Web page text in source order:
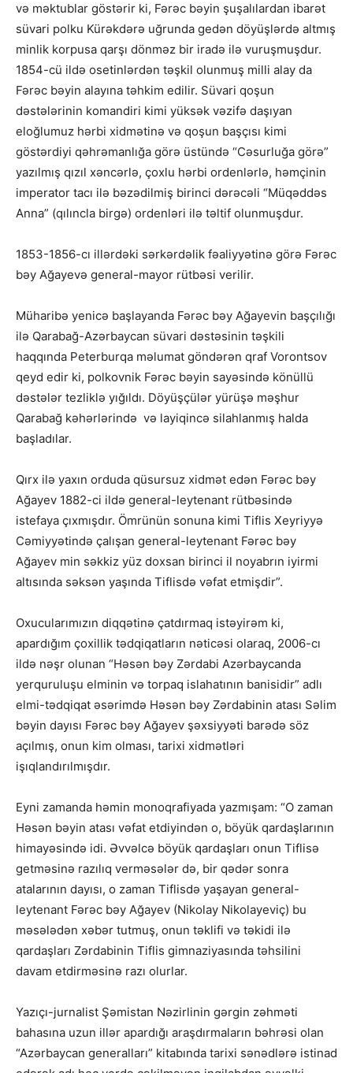
və məktublar göstərir ki, Fərəc bəyin şuşalılardan ibarət
süvari polku Kürəkdərə uğrunda gedən döyüşlərdə altmış
minlik korpusa qarşı dönməz bir iradə ilə vuruşmuşdur.
1854-cü ildə osetinlərdən təşkil olunmuş milli alay da
Fərəc bəyin alayına təhkim edilir. Süvari qoşun
dəstələrinin komandiri kimi yüksək vəzifə daşıyan
eloğlumuz hərbi xidmətinə və qoşun başçısı kimi
göstərdiyi qəhrəmanlığa görə üstündə “Cəsurluğa görə”
yazılmış qızıl xəncərlə, çoxlu hərbi ordenlərlə, həmçinin
imperator tacı ilə bəzədilmiş birinci dərəcəli “Müqəddəs
Anna” (qılıncla birgə) ordenləri ilə təltif olunmuşdur.
1853-1856-cı illərdəki sərkərdəlik fəaliyyətinə görə Fərəc
bəy Ağayevə general-mayor rütbəsi verilir.
Müharibə yenicə başlayanda Fərəc bəy Ağayevin başçılığı
ilə Qarabağ-Azərbaycan süvari dəstəsinin təşkili
haqqında Peterburqa məlumat göndərən qraf Vorontsov
qeyd edir ki, polkovnik Fərəc bəyin sayəsində könüllü
dəstələr tezliklə yığıldı. Döyüşçülər yürüşə məşhur
Qarabağ kəhərlərində və layiqincə silahlanmış halda
başladılar.
Qırx ilə yaxın orduda qüsursuz xidmət edən Fərəc bəy
Ağayev 1882-ci ildə general-leytenant rütbəsində
istefaya çıxmışdır. Ömrünün sonuna kimi Tiflis Xeyriyyə
Cəmiyyətində çalışan general-leytenant Fərəc bəy
Ağayev min səkkiz yüz doxsan birinci il noyabrın iyirmi
altısında səksən yaşında Tiflisdə vəfat etmişdir”.
Oxucularımızın diqqətinə çatdırmaq istəyirəm ki,
apardığım çoxillik tədqiqatların nəticəsi olaraq, 2006-cı
ildə nəşr olunan “Həsən bəy Zərdabi Azərbaycanda
yerquruluşu elminin və torpaq islahatının banisidir” adlı
elmi-tədqiqat əsərimdə Həsən bəy Zərdabinin atası Səlim
bəyin dayısı Fərəc bəy Ağayev şəxsiyyəti barədə söz
açılmış, onun kim olması, tarixi xidmətləri
işıqlandırılmışdır.
Eyni zamanda həmin monoqrafiyada yazmışam: “O zaman
Həsən bəyin atası vəfat etdiyindən o, böyük qardaşlarının
himayəsində idi. Əvvəlcə böyük qardaşları onun Tiflisə
getməsinə razılıq verməsələr də, bir qədər sonra
atalarının dayısı, o zaman Tiflisdə yaşayan general-
leytenant Fərəc bəy Ağayev (Nikolay Nikolayeviç) bu
məsələdən xəbər tutmuş, onun təklifi və təkidi ilə
qardaşları Zərdabinin Tiflis gimnaziyasında təhsilini
davam etdirməsinə razı olurlar.
Yazıçı-jurnalist Şəmistan Nəzirlinin gərgin zəhməti
bahasına uzun illər apardığı araşdırmaların bəhrəsi olan
“Azərbaycan generalları” kitabında tarixi sənədlərə istinad